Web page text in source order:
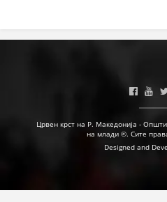
Црвен крст на Р. Македонија -
на млади ©. Сите
Designed and